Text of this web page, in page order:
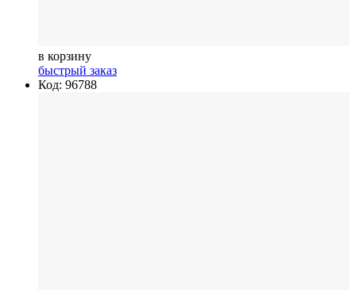
в корзину
быстрый заказ
Код: 96788